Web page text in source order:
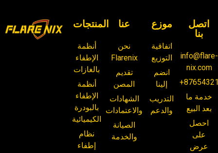
المنتجات
أنظمة
الإطفاء
بالغازات
أنظمة
الإطفاء
بالبودرة
الكيميائية
نظام
إطفاء
عنا
نحن
Flarenix
تقديم
المصن
الشهادات
والاعتمادات
الصيانة
والخدمة
موزع
اتفاقية
التوزيع
انضم
إلينا
التدريب
والدعم
اتصل
بنا
info@flare-
nix.com
خدمة ما
بعد البيع
احصل
على
عرض